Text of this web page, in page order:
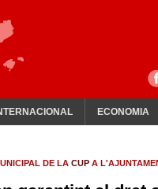
ECONOMIA
DE LA CUP A